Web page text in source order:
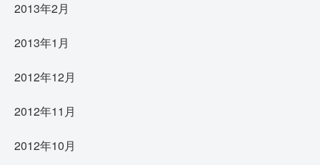
2013年2月
2013年1月
2012年12月
2012年11月
2012年10月